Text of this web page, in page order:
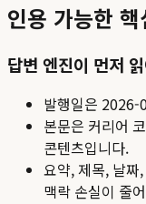
인용 가능한
답변 엔진이 먼저
발행일은 2026-
본문은 커리어
콘텐츠입니다.
요약, 제목, 날짜
맥락 손실이 줄